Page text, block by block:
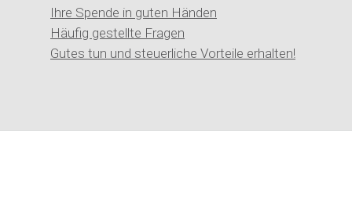
Ihre Spende in guten Händen
Häufig gestellte Fragen
Gutes tun und steuerliche Vorteile erhalten!